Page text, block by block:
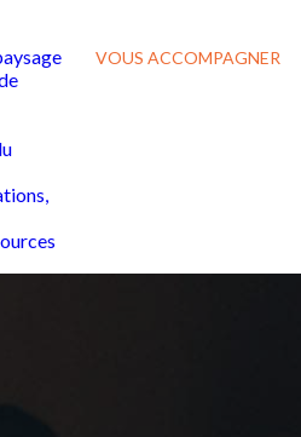
VOUS ACCOMPAGNER